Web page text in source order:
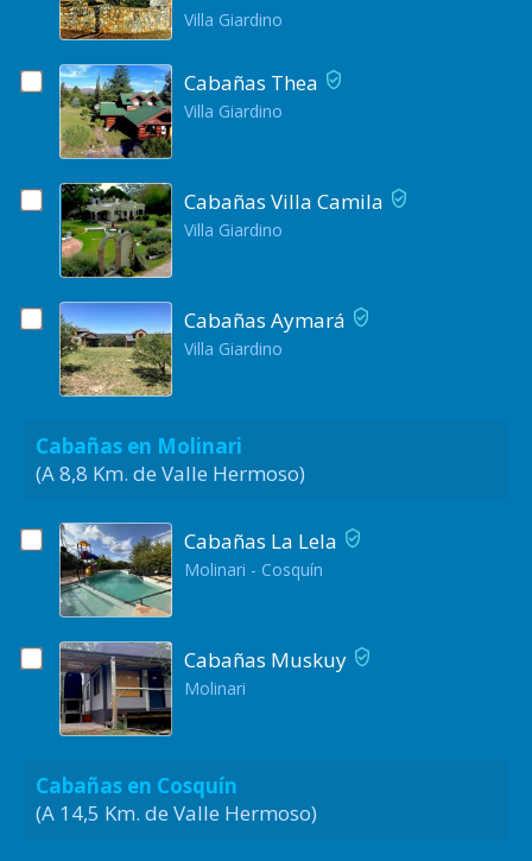
Villa Giardino
Cabañas Thea
Villa Giardino
Cabañas Villa Camila
Villa Giardino
Cabañas Aymará
Villa Giardino
Cabañas en Molinari
(A 8,8 Km. de Valle Hermoso)
Cabañas La Lela
Molinari - Cosquín
Cabañas Muskuy
Molinari
Cabañas en Cosquín
(A 14,5 Km. de Valle Hermoso)